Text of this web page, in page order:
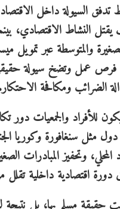
السيولة داخل
يقتل النشاط الاقتصادي،
والمتوسطة عبر تمويل
فرص عمل وتضخ سيولة
الضرائب ومكافحة
للأفراد والجمعيات دور
مثل سنغافورة وكوريا
وتحفيز المبادرات
دورة اقتصادية داخلية